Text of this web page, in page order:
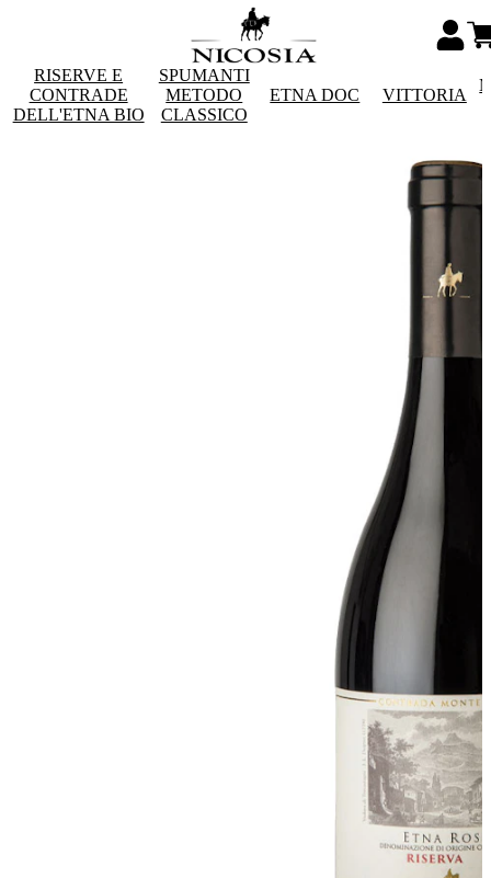
RISERVE E
CONTRADE
DELL'ETNA BIO
SPUMANTI
METODO
CLASSICO
ETNA DOC VITTORIA